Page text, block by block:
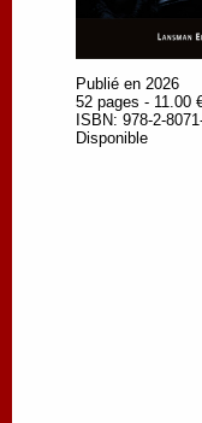
Publié en 2026
52 pages - 11.00
ISBN: 978-2-
Disponible